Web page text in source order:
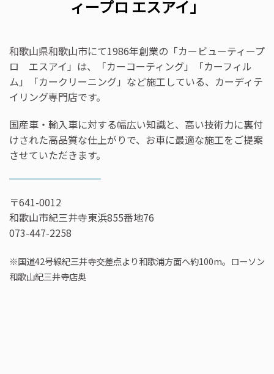
ィープロ エスアイ」
和歌山県和歌山市にて1986年創業の「カービューティープ
ロ エスアイ」は、「カーコーティング」「カーフィル
ム」「カークリーニング」など施工している、カーディテ
イリング専門店です。
国産車・輸入車に対する幅広い知識と、高い技術力に裏付
けされた高品質な仕上がりで、お車に最適な施工をご提案
させていただきます。
〒641-0012
和歌山市紀三井寺東浜855番地76
073-447-2258
※国道42号線紀三井寺交差点より和歌浦方面へ約100m。ローソン
和歌山紀三井寺店奥